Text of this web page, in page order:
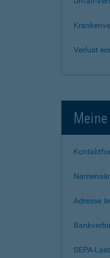
Verlust
Adresse
SEPA-